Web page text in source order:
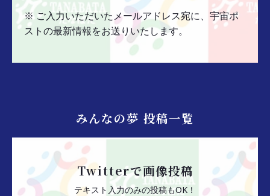
※ ご入力いただいたメールアドレス宛に、宇宙ポ
ストの最新情報をお送りいたします。
みんなの夢 投稿一覧
Twitterで画像投稿
テキスト入力のみの投稿もOK！